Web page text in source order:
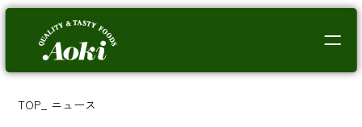
TOP ニュース